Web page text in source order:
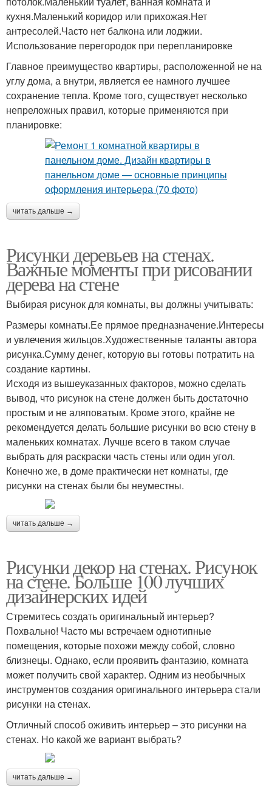
кухня.Маленький коридор или прихожая.Нет
антресолей.Часто нет балкона или лоджии.
Использование перегородок при перепланировке
Главное преимущество квартиры, расположенной не на
углу дома, а внутри, является ее намного лучшее
сохранение тепла. Кроме того, существует несколько
непреложных правил, которые применяются при
планировке:
читать дальше →
Рисунки деревьев на стенах.
Важные моменты при рисовании
дерева на стене
Выбирая рисунок для комнаты, вы должны учитывать:
Размеры комнаты.Ее прямое предназначение.Интересы
и увлечения жильцов.Художественные таланты автора
рисунка.Сумму денег, которую вы готовы потратить на
создание картины.
Исходя из вышеуказанных факторов, можно сделать
вывод, что рисунок на стене должен быть достаточно
простым и не аляповатым. Кроме этого, крайне не
рекомендуется делать большие рисунки во всю стену в
маленьких комнатах. Лучше всего в таком случае
выбрать для раскраски часть стены или один угол.
Конечно же, в доме практически нет комнаты, где
рисунки на стенах были бы неуместны.
читать дальше →
Рисунки декор на стенах. Рисунок
на стене. Больше 100 лучших
дизайнерских идей
Стремитесь создать оригинальный интерьер?
Похвально! Часто мы встречаем однотипные
помещения, которые похожи между собой, словно
близнецы. Однако, если проявить фантазию, комната
может получить свой характер. Одним из необычных
инструментов создания оригинального интерьера стали
рисунки на стенах.
Отличный способ оживить интерьер – это рисунки на
стенах. Но какой же вариант выбрать?
читать дальше →